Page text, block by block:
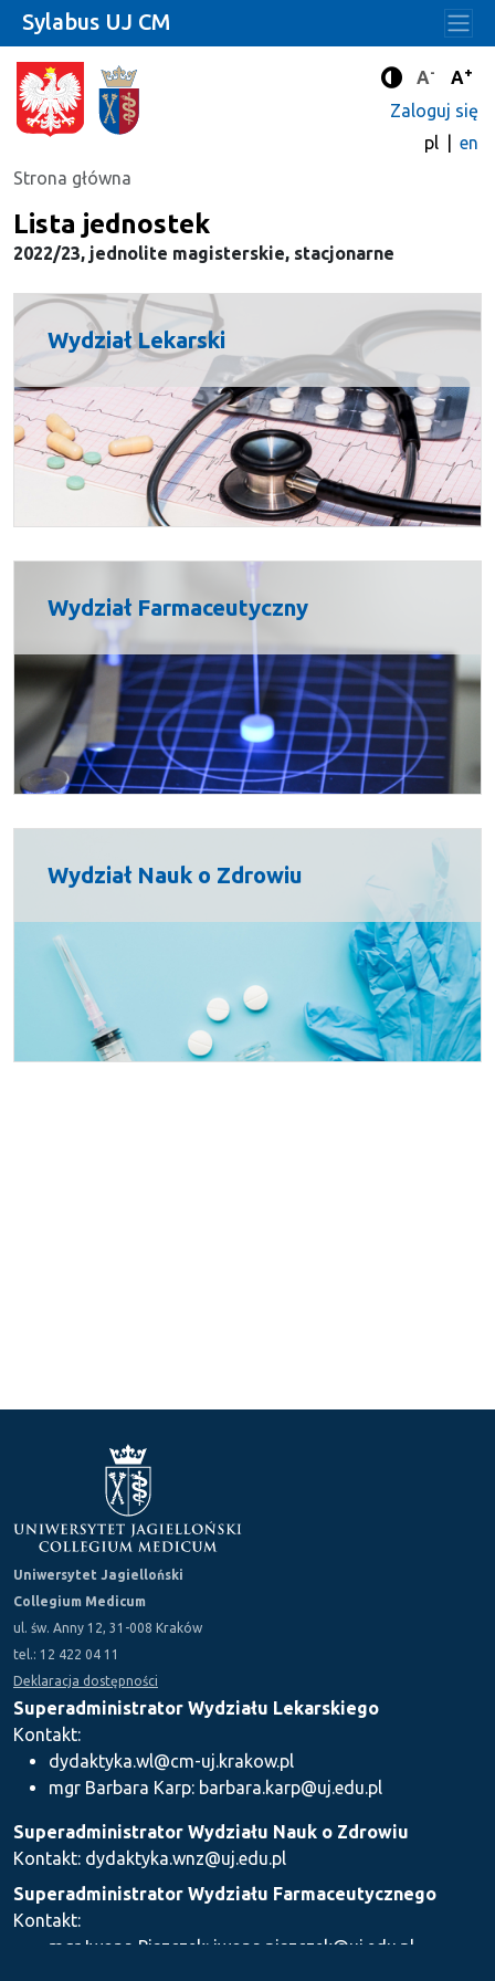
Tryb
A- A+
Zaloguj się
pl
en
Strona główna
Sylabus UJ CM
Lista jednostek
2022/23, jednolite magisterskie, stacjonarne
Wydział Lekarski
Wydział Farmaceutyczny
Wydział Nauk o Zdrowiu
Uniwersytet Jagielloński
Collegium Medicum
ul. św. Anny 12, 31-008 Kraków
tel.: 12 422 04 11
Deklaracja dostępności
Superadministrator Wydziału Lekarskiego
Kontakt:
dydaktyka.wl@cm-uj.krakow.pl
mgr Barbara Karp: barbara.karp@uj.edu.pl
Superadministrator Wydziału Nauk o Zdrowiu
Kontakt: dydaktyka.wnz@uj.edu.pl
Superadministrator Wydziału Farmaceutycznego
Kontakt:
mgr Iwona Piszczek: iwona.piszczek@uj.edu.pl